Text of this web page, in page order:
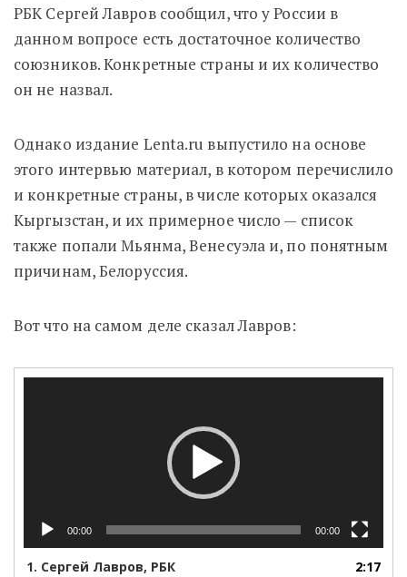
РБК Сергей Лавров сообщил, что у России в
данном вопросе есть достаточное количество
союзников. Конкретные страны и их количество
он не назвал.
Однако издание Lenta.ru выпустило на основе
этого интервью материал, в котором перечислило
и конкретные страны, в числе которых оказался
Кыргызстан, и их примерное число — список
также попали Мьянма, Венесуэла и, по понятным
причинам, Белоруссия.
Вот что на самом деле сказал Лавров:
00:00 00:00
1. Сергей Лавров, РБК 2:17